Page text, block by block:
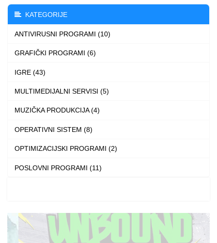
KATEGORIJE
ANTIVIRUSNI PROGRAMI (10)
GRAFIČKI PROGRAMI (6)
IGRE (43)
MULTIMEDIJALNI SERVISI (5)
MUZIČKA PRODUKCIJA (4)
OPERATIVNI SISTEM (8)
OPTIMIZACIJSKI PROGRAMI (2)
POSLOVNI PROGRAMI (11)